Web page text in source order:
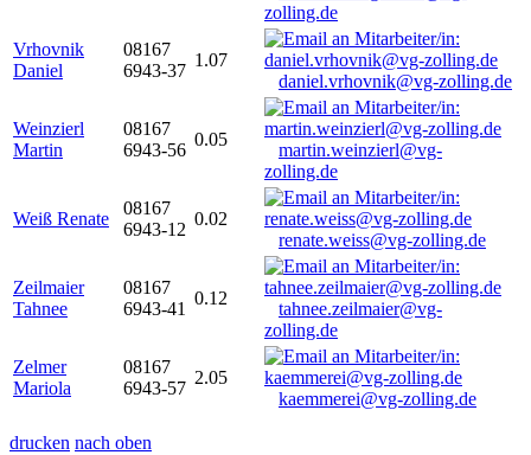
zolling.de
Vrhovnik
Daniel
08167
6943-37
1.07
daniel.vrhovnik@vg-zolling.de
Weinzierl
Martin
08167
6943-56
0.05
martin.weinzierl@vg-
zolling.de
Weiß Renate
08167
6943-12
0.02
renate.weiss@vg-zolling.de
Zeilmaier
Tahnee
08167
6943-41
0.12
tahnee.zeilmaier@vg-
zolling.de
Zelmer
Mariola
08167
6943-57
2.05
kaemmerei@vg-zolling.de
drucken nach oben